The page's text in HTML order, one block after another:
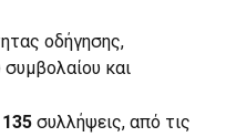
οδήγησης,
και
135 συλλήψεις, από τις